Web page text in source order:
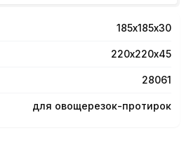
185х185х30
220х220х45
28061
для овощерезок-протирок